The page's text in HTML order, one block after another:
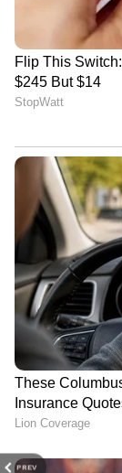
PREV
കേരള
വരെയും,
പോകാന്‍
വകുപ്പ്
കേരള
വരെയും,
മുതൽ 50
കാറ്റിനും
പ്രത്യേക
30-08-